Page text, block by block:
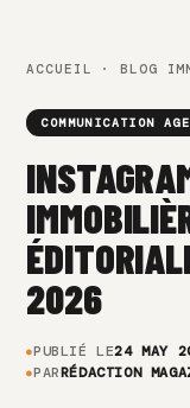
ACCUEIL ·BLOG
COMMUNICATION
2026
PUBLIÉ LE24 MAY
PARRÉDACTION